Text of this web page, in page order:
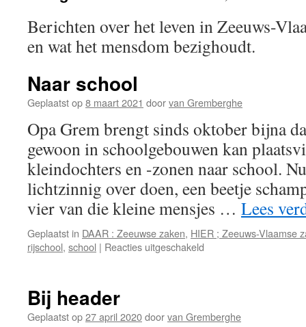
Berichten over het leven in Zeeuws-
en wat het mensdom bezighoudt.
Naar school
Geplaatst op8 maart 2021 doorvan Gremberghe
Opa Grem brengt sinds oktober bijna
gewoon in schoolgebouwen kan
kleindochters en -zonen naar school.
lichtzinnig over doen, een beetje
vier van die kleine mensjes … Lees
Geplaatst in DAAR : Zeeuwse zaken, HIER ; Zeeuws-Vlaamse
rijschool, school | Reacties uitgeschakeld
Bij header
Geplaatst op27 april 2020doorvan Gremberghe